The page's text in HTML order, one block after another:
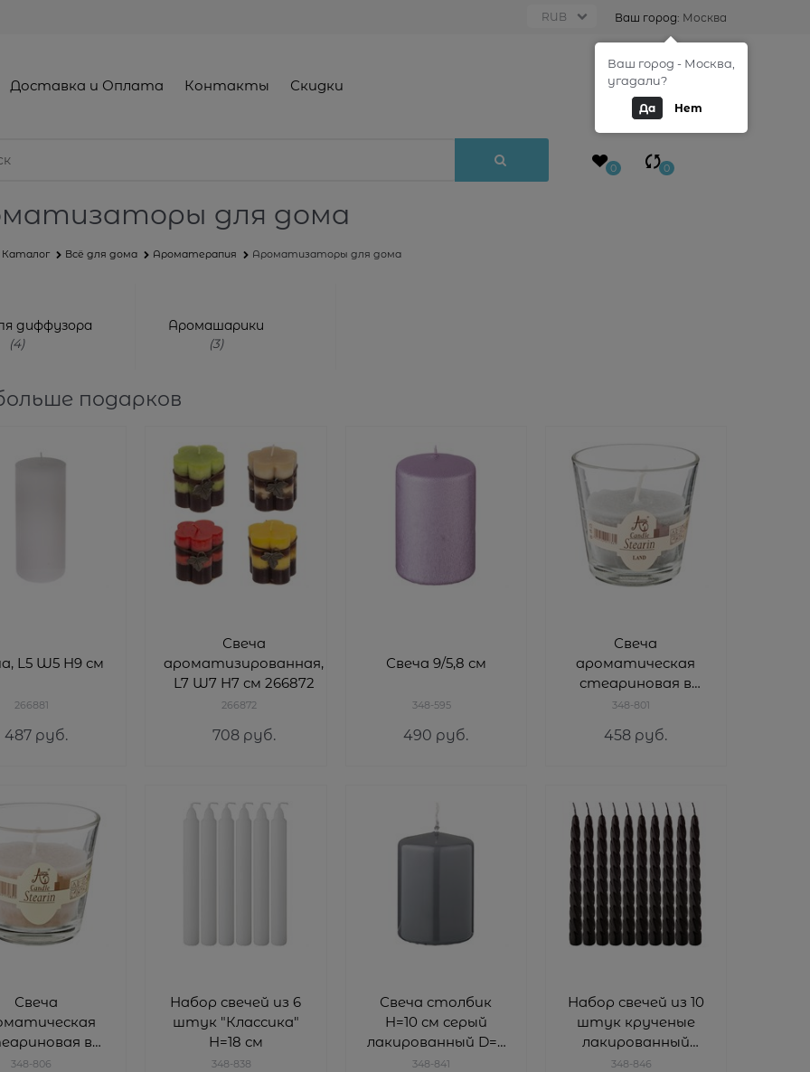
Ваш город: Москва
Доставка и Оплата Контакты Скидки
0
0 0
для дома
Каталог Всё для дома Ароматерапия Ароматизаторы для дома
диффузора
(4)
Аромашарики
(3)
подарков
L5 W5 H9 см
266881
487 руб.
Свеча
ароматизированная,
L7 W7 H7 см 266872
266872
708 руб.
Свеча 9/5,8 см
348-595
490 руб.
Свеча
ароматическая
стеариновая в
стакане land D=7,5
348-801
458 руб.
Свеча
в
silk
348-806
Набор свечей из 6
штук "Классика"
H=18 см
348-838
Свеча столбик
H=10 см серый
лакированный D=7
см
348-841
Набор свечей из 10
штук крученые
лакированный
черный H=23 см
348-846
Ваш город - Москва,
угадали?
Да Нет